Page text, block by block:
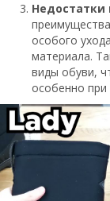
Недостатки
особого
материала.
виды обуви,
особенно при